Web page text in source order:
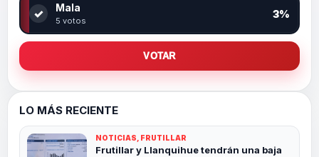
✓ Mala
5 votos
3%
VOTAR
LO MÁS RECIENTE
NOTICIAS, FRUTILLAR
Frutillar y Llanquihue tendrán una baja